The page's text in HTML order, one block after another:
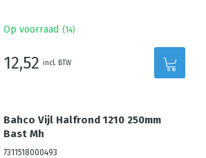
Op voorraad (14)
12,52 incl. BTW
Bahco Vijl Halfrond 1210 250mm
Bast Mh
7311518000493